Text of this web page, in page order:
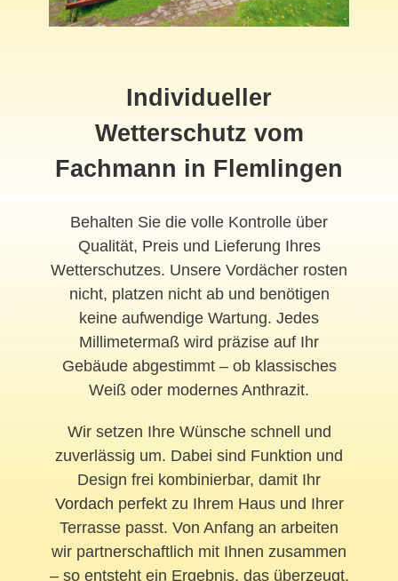
Individueller
Wetterschutz vom
Fachmann in Flemlingen
Behalten Sie die volle Kontrolle über
Qualität, Preis und Lieferung Ihres
Wetterschutzes. Unsere Vordächer rosten
nicht, platzen nicht ab und benötigen
keine aufwendige Wartung. Jedes
Millimetermaß wird präzise auf Ihr
Gebäude abgestimmt – ob klassisches
Weiß oder modernes Anthrazit.
Wir setzen Ihre Wünsche schnell und
zuverlässig um. Dabei sind Funktion und
Design frei kombinierbar, damit Ihr
Vordach perfekt zu Ihrem Haus und Ihrer
Terrasse passt. Von Anfang an arbeiten
wir partnerschaftlich mit Ihnen zusammen
– so entsteht ein Ergebnis, das überzeugt.